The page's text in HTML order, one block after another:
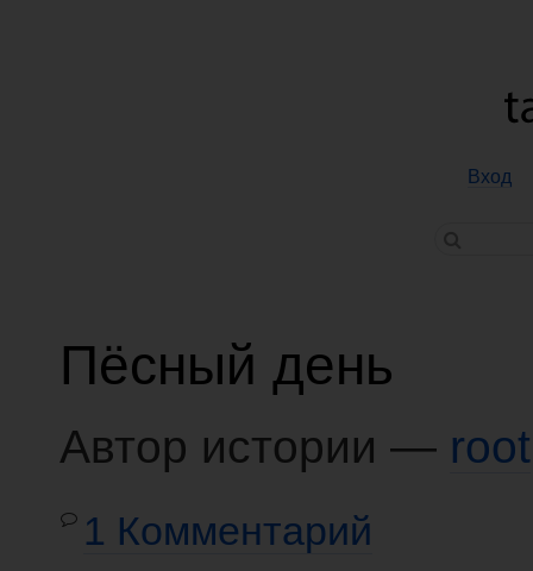
Вход
Пёсный день
Автор истории — root
1 Комментарий